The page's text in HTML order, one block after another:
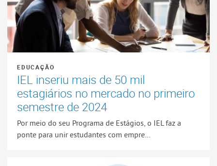
EDUCAÇÃO
IEL inseriu mais de 50 mil
estagiários no mercado no primeiro
semestre de 2024
Por meio do seu Programa de Estágios, o IEL faz a
ponte para unir estudantes com empre...